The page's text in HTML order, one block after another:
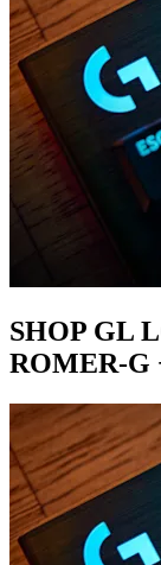
SHOP GL
ROMER-G